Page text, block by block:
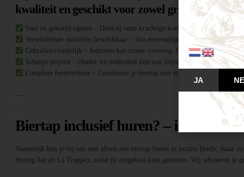
kwaliteit en geschikt voor zowel grote
Snel en gekoeld tappen – Dankzij onze krachtige koeltechniek heb je altijd
Verschillende modellen beschikbaar – Van eenvoudige biertaps tot
Gebruiksvriendelijk – Iedereen kan ermee overweg. Geen ervaring nodig!
Scherpe prijzen – Omdat we onderdeel zijn van Slijterij Breda “de
Complete feestverhuur – Combineer je biertap met statafels, buffettafels,
—
Biertap inclusief huren? – inclusief
Natuurlijk kun je bij ons niet alleen een biertap huren in locatie Breda, maar
Hertog Jan en La Trappe), zodat jij zorgeloos kunt genieten. Wij adviseren je
JA